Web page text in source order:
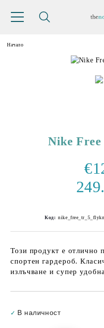
Начало
Nike
Код:
Този продукт е отлично
спортен гардероб.
излъчване и супер
✓ В наличност